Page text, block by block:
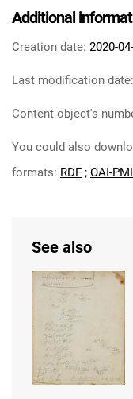
Additional
Creation date: 2020-
Last modification date:
Content object's
You could also
formats: RDF ; OAI-
See also